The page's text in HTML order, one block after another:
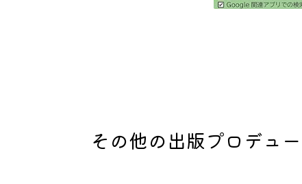
その他の出版プロデュ